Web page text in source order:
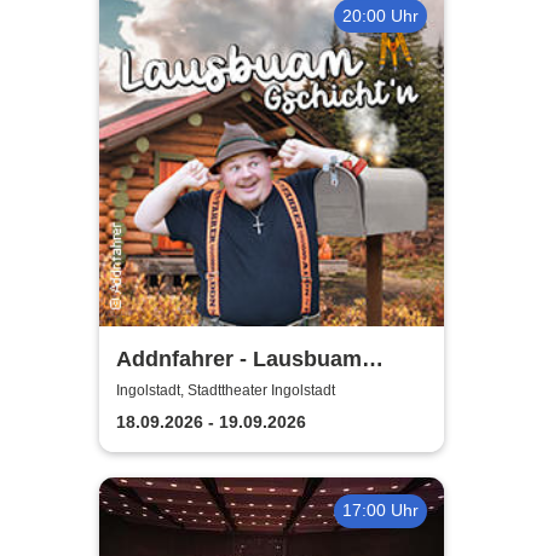
20:00 Uhr
Addnfahrer - Lausbuam
Gschicht'n
Ingolstadt, Stadttheater Ingolstadt
18.09.2026 - 19.09.2026
17:00 Uhr